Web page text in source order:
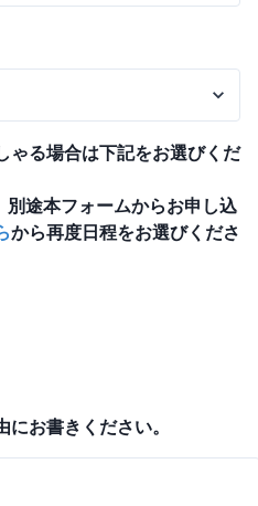
ゃる場合は下記をお選びくだ
途本フォームからお申し込
から再度日程をお選びくださ
お書きください。